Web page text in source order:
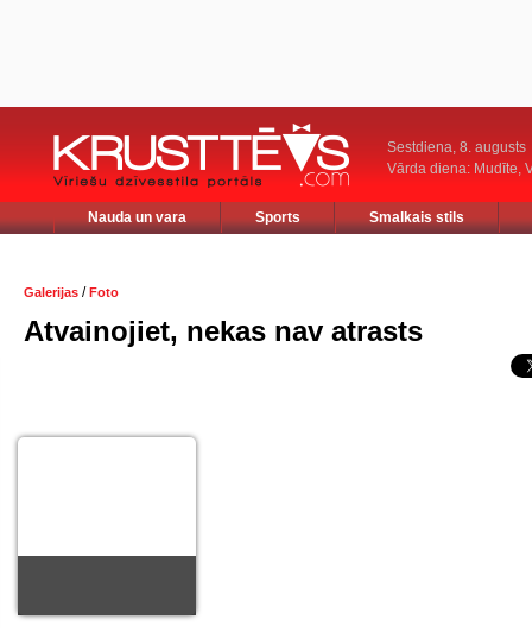
Sestdiena, 8. augusts
Vārda diena: Mudīte,
Nauda un vara Sports Smalkais stils
Galerijas /Foto
Atvainojiet, nekas nav atrasts